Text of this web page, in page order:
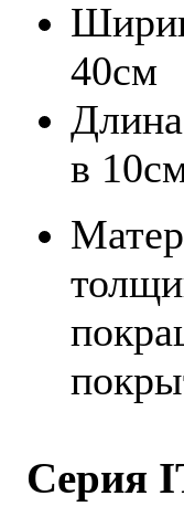
40см
в
Серия